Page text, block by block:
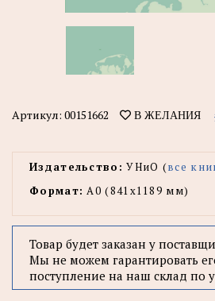
Артикул: 00151662 В ЖЕЛАНИЯ
Издательство: УНиО (все
Формат: А0 (841x1189 мм)
Товар будет заказан у
Мы не можем гарантировать
поступление на наш склад по